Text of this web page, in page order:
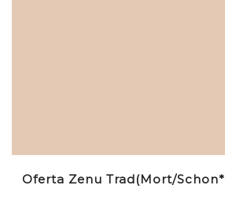
Oferta Zenu Trad(Mort/